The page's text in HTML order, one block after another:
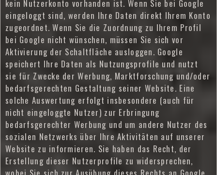
kein Nutzerkonto vorhanden ist. Wenn Sie bei Google
eingeloggt sind, werden Ihre Daten direkt Ihrem Konto
zugeordnet. Wenn Sie die Zuordnung zu Ihrem Profil
bei Google nicht wünschen, müssen Sie sich vor
Aktivierung der Schaltfläche ausloggen. Google
speichert Ihre Daten als Nutzungsprofile und nutzt
sie für Zwecke der Werbung, Marktforschung und/oder
bedarfsgerechten Gestaltung seiner Website. Eine
solche Auswertung erfolgt insbesondere (auch für
nicht eingeloggte Nutzer) zur Erbringung
bedarfsgerechter Werbung und um andere Nutzer des
sozialen Netzwerks über Ihre Aktivitäten auf unserer
Website zu informieren. Sie haben das Recht, der
Erstellung dieser Nutzerprofile zu widersprechen,